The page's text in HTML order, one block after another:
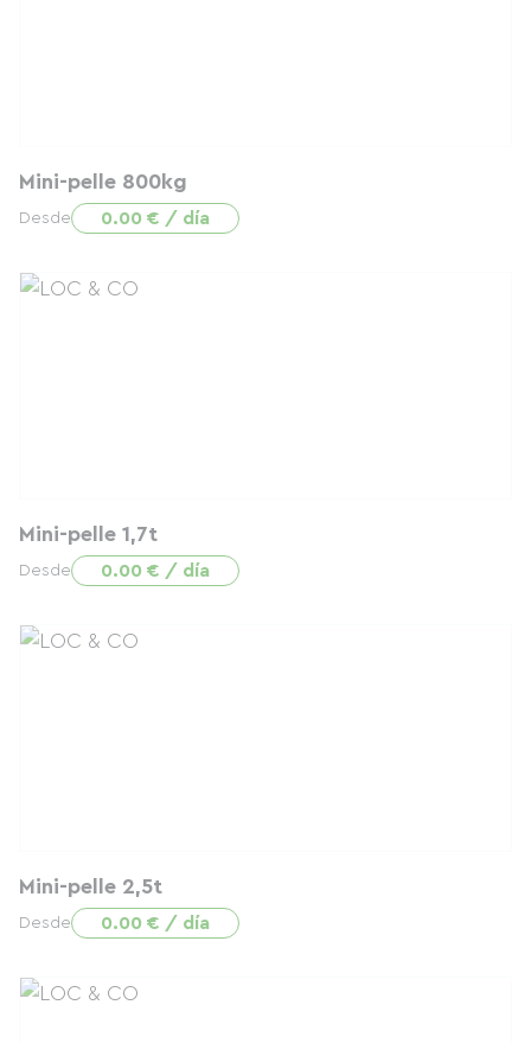
Mini-pelle 800kg
Desde 0.00 € / día
Mini-pelle 1,7t
Desde 0.00 € / día
Mini-pelle 2,5t
Desde 0.00 € / día